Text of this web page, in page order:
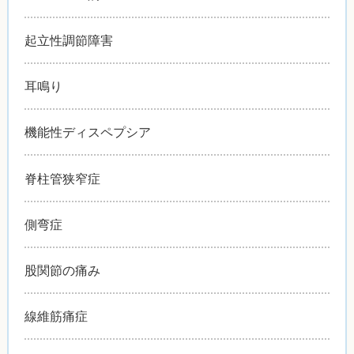
起立性調節障害
耳鳴り
機能性ディスペプシア
脊柱管狭窄症
側弯症
股関節の痛み
線維筋痛症